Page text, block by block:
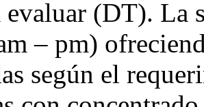
evaluar (DT). La
– pm)
según el